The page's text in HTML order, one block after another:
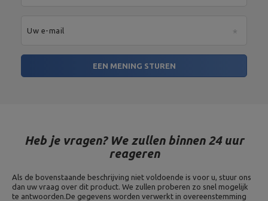
Uw e-mail
EEN MENING STUREN
Heb je vragen? We zullen binnen 24 uur
reageren
Als de bovenstaande beschrijving niet voldoende is voor u, stuur ons
dan uw vraag over dit product. We zullen proberen zo snel mogelijk
te antwoorden.De gegevens worden verwerkt in overeenstemming